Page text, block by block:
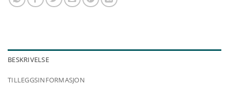
BESKRIVELSE
TILLEGGSINFORMASJON